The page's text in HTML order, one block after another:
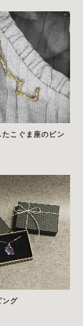
たこぐま座のピン
ング